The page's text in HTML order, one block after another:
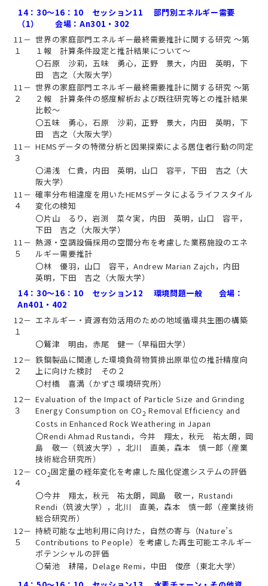
14：30～16：10 セッション11 部門別エネルギー需要
（1） 会場：An301・302
11－
１
世界の家庭部門エネルギー最終需要推計に関する研究 ～第
１報 計算条件設定と推計結果について～
〇石原 沙莉，五味 勇心，正野 景大，内田 英明，下
田 吉之（大阪大学）
11－
２
世界の家庭部門エネルギー最終需要推計に関する研究 ～第
２報 計算条件の感度解析および既往研究等との推計結果
比較～
〇五味 勇心，石原 沙莉，正野 景大，内田 英明，下
田 吉之（大阪大学）
11－
３
HEMSデータの特徴分析と因果探索による居住者行動の同定
〇湯浅 仁貴，内田 英明，山口 容平，下田 吉之（大
阪大学）
11－
４
確率分布相違度を用いたHEMSデータによるライフスタイル
変化の検知
〇片山 るり，岩渕 菜々実，内田 英明，山口 容平，
下田 吉之（大阪大学）
11－
５
熱源・空調設備採用の空間分布を考慮した業務施設のエネ
ルギー需要推計
〇林 優羽，山口 容平，Andrew Marian Zajch，内田
英明，下田 吉之（大阪大学）
14：30～16：10 セッション12 環境問題一般 会場：
An401・402
12－
１
エネルギー・資源有効活用のための地域循環共生圏の構築
〇鷲津 明由，赤尾 健一（早稲田大学）
12－
２
鉄鋼製品に関連した環境負荷物質排出原単位の推計精度向
上に向けた検討 その２
〇村橋 喜満（かずさ環境研究所）
12－
３
Evaluation of the Impact of Particle Size and Grinding
Energy Consumption on CO2 Removal Efficiency and
Costs in Enhanced Rock Weathering in Japan
〇Rendi Ahmad Rustandi，今井 翔太，秋元 祐太朗，岡
島 敬一（筑波大学），北川 直美，森本 慎一郎（産業
技術総合研究所）
12－
４
CO2固定量の経年変化を考慮した風化促進システムの評価
〇今井 翔太，秋元 祐太朗，岡島 敬一，Rustandi
Rendi（筑波大学），北川 直美，森本 慎一郎（産業技術
総合研究所）
12－
５
持続可能な土地利用に向けた，自然の寄与（Nature’s
Contributions to People）を考慮した再生可能エネルギー
ポテンシャルの評価
〇菊池 耕陽，Delage Remi，中田 俊彦（東北大学）